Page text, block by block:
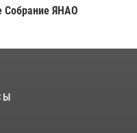
Собрание ЯНАО